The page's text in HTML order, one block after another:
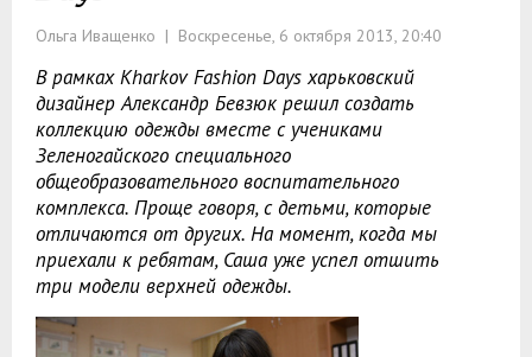
Ольга Иващенко | Воскресенье, 6 октября 2013, 20:40
В рамках Kharkov Fashion Days харьковский
дизайнер Александр Бевзюк решил создать
коллекцию одежды вместе с учениками
Зеленогайского специального
общеобразовательного воспитательного
комплекса. Проще говоря, с детьми, которые
отличаются от других. На момент, когда мы
приехали к ребятам, Саша уже успел отшить
три модели верхней одежды.